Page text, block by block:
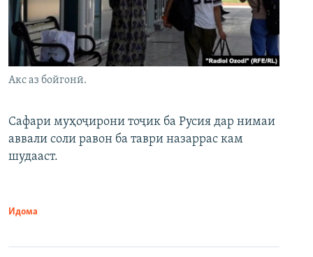
Акс аз бойгонӣ.
Сафари муҳоҷирони тоҷик ба Русия дар нимаи
аввали соли равон ба таври назаррас кам
шудааст.
Идома